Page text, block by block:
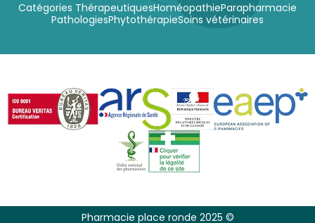
Catégories ThérapeutiquesHoméopathieParapharmacie
PathologiesPhytothérapieSoins vétérinaires
Pharmacie place ronde 2025 ©